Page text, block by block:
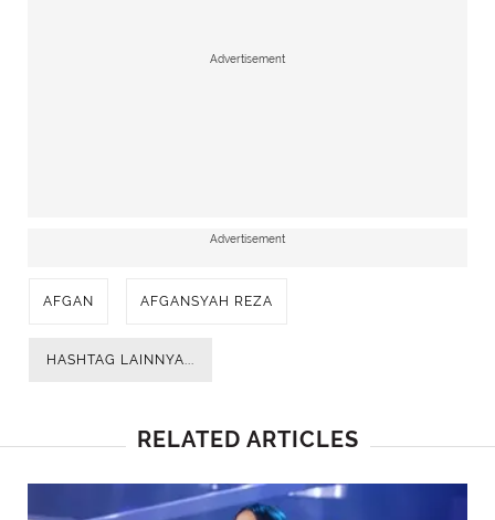
Advertisement
Advertisement
AFGAN AFGANSYAH REZA
HASHTAG LAINNYA...
RELATED ARTICLES